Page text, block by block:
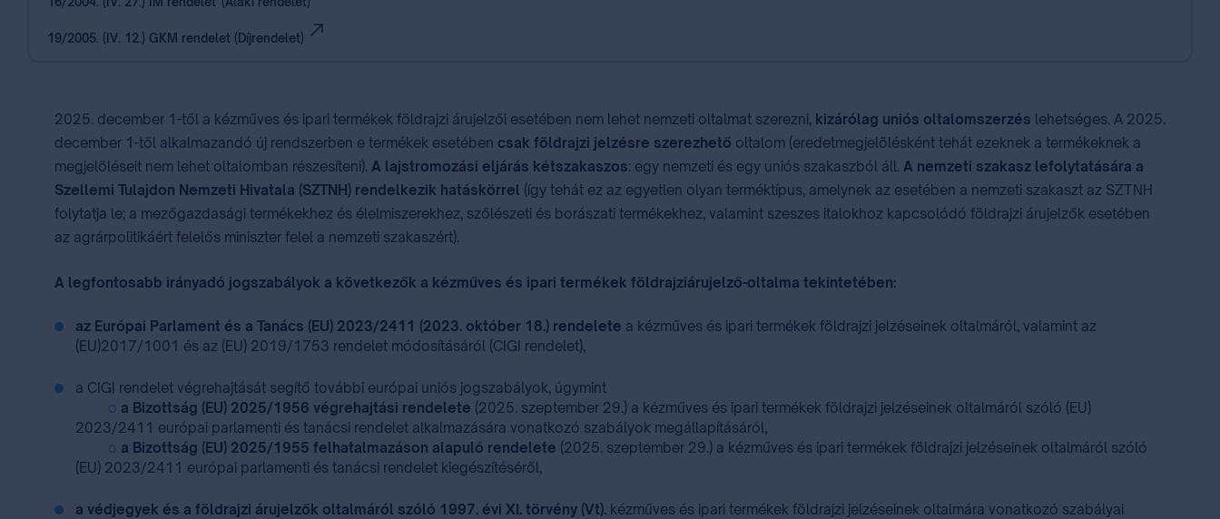
19/2005. (IV. 12.) GKM rendelet (Díjrendelet)
2025. december 1-től a kézműves és ipari termékek földrajzi árujelzői esetében nem lehet nemzeti oltalmat szerezni, kizárólag uniós oltalomszerzés lehetséges. A 2025.
december 1-től alkalmazandó új rendszerben e termékek esetében csak földrajzi jelzésre szerezhető oltalom (eredetmegjelölésként tehát ezeknek a termékeknek a
megjelöléseit nem lehet oltalomban részesíteni). A lajstromozási eljárás kétszakaszos: egy nemzeti és egy uniós szakaszból áll. A nemzeti szakasz lefolytatására a
Szellemi Tulajdon Nemzeti Hivatala (SZTNH) rendelkezik hatáskörrel (így tehát ez az egyetlen olyan terméktípus, amelynek az esetében a nemzeti szakaszt az SZTNH
folytatja le; a mezőgazdasági termékekhez és élelmiszerekhez, szőlészeti és borászati termékekhez, valamint szeszes italokhoz kapcsolódó földrajzi árujelzők esetében
az agrárpolitikáért felelős miniszter felel a nemzeti szakaszért).
A legfontosabb irányadó jogszabályok a következők a kézműves és ipari termékek földrajziárujelző-oltalma tekintetében:
az Európai Parlament és a Tanács (EU) 2023/2411 (2023. október 18.) rendelete a kézműves és ipari termékek földrajzi jelzéseinek oltalmáról, valamint az
(EU)2017/1001 és az (EU) 2019/1753 rendelet módosításáról (CIGI rendelet),
a CIGI rendelet végrehajtását segítő további európai uniós jogszabályok, úgymint
o a Bizottság (EU) 2025/1956 végrehajtási rendelete (2025. szeptember 29.) a kézműves és ipari termékek földrajzi jelzéseinek oltalmáról szóló (EU)
2023/2411 európai parlamenti és tanácsi rendelet alkalmazására vonatkozó szabályok megállapításáról,
o a Bizottság (EU) 2025/1955 felhatalmazáson alapuló rendelete (2025. szeptember 29.) a kézműves és ipari termékek földrajzi jelzéseinek oltalmáról szóló
(EU) 2023/2411 európai parlamenti és tanácsi rendelet kiegészítéséről,
a védjegyek és a földrajzi árujelzők oltalmáról szóló 1997. évi XI. törvény (Vt). kézműves és ipari termékek földrajzi jelzéseinek oltalmára vonatkozó szabályai